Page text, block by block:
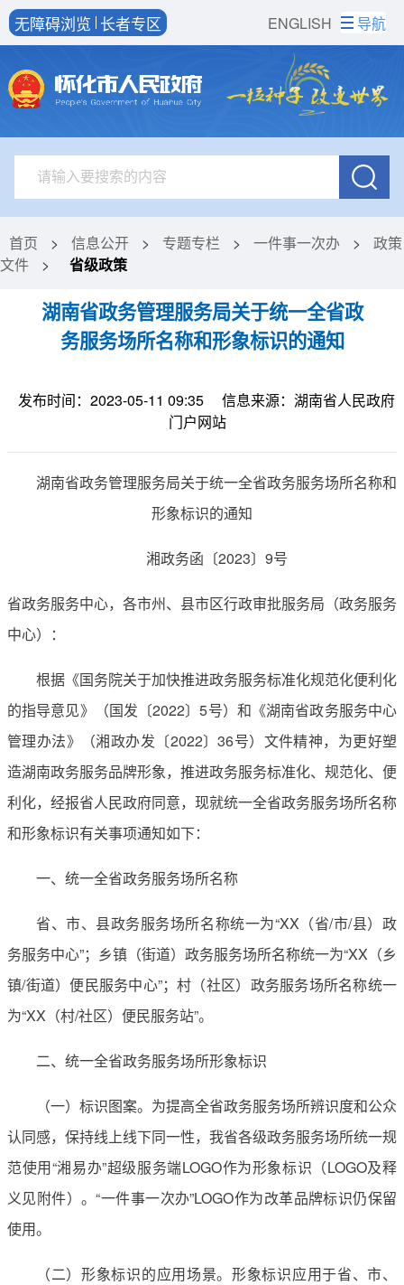
ENGLISH
无障碍浏览 长者专区 导航
首页 > 信息公开 > 专题专栏 > 一件事一次办 >
政策
文件
> 省级政策
湖南省政务管理服务局关于统一全省政
务服务场所名称和形象标识的通知
发布时间：2023-05-11 09:35
信息来源：湖南省人民政府
门户网站
湖南省政务管理服务局关于统一全省政务服务场所名称和
形象标识的通知
湘政务函〔2023〕9号
省政务服务中心，各市州、县市区行政审批服务局（政务服务
中心）：
根据《国务院关于加快推进政务服务标准化规范化便利化
的指导意见》（国发〔2022〕5号）和《湖南省政务服务中心
管理办法》（湘政办发〔2022〕36号）文件精神，为更好塑
造湖南政务服务品牌形象，推进政务服务标准化、规范化、便
利化，经报省人民政府同意，现就统一全省政务服务场所名称
和形象标识有关事项通知如下：
一、统一全省政务服务场所名称
省、市、县政务服务场所名称统一为“XX（省/市/县）政
务服务中心”；乡镇（街道）政务服务场所名称统一为“XX（乡
镇/街道）便民服务中心”；村（社区）政务服务场所名称统一
为“XX（村/社区）便民服务站”。
二、统一全省政务服务场所形象标识
（一）标识图案。为提高全省政务服务场所辨识度和公众
认同感，保持线上线下同一性，我省各级政务服务场所统一规
范使用“湘易办”超级服务端LOGO作为形象标识（LOGO及释
义见附件）。“一件事一次办”LOGO作为改革品牌标识仍保留
使用。
（二）形象标识的应用场景。形象标识应用于省、市、